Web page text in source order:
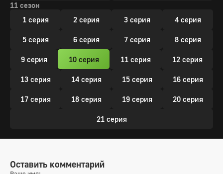
11 сезон
1 серия
2 серия 3 серия 4 серия
5 серия 6 серия 7 серия 8 серия
9 серия 10 серия 11 серия 12 серия
13 серия 14 серия 15 серия 16 серия
17 серия 18 серия 19 серия 20 серия
21 серия
Оставить комментарий